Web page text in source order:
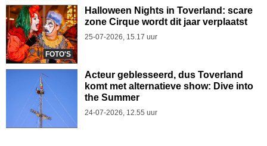
FOTO'S
Halloween Nights in Toverland: scare
zone Cirque wordt dit jaar verplaatst
25-07-2026, 15.17 uur
Acteur geblesseerd, dus Toverland
komt met alternatieve show: Dive into
the Summer
24-07-2026, 12.55 uur